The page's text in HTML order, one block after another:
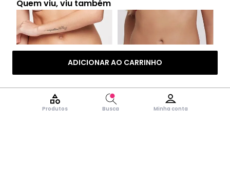
Produtos Busca Minha conta
ADICIONAR AO CARRINHO
Quem viu, viu também